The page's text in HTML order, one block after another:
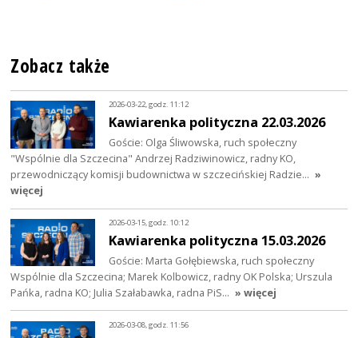
Zobacz także
2026-03-22, godz. 11:12
Kawiarenka polityczna 22.03.2026
Goście: Olga Śliwowska, ruch społeczny
"Wspólnie dla Szczecina" Andrzej Radziwinowicz, radny KO,
przewodniczący komisji budownictwa w szczecińskiej Radzie… »
więcej
2026-03-15, godz. 10:12
Kawiarenka polityczna 15.03.2026
Goście: Marta Gołębiewska, ruch społeczny
Wspólnie dla Szczecina; Marek Kolbowicz, radny OK Polska; Urszula
Pańka, radna KO; Julia Szałabawka, radna PiS… » więcej
2026-03-08, godz. 11:56